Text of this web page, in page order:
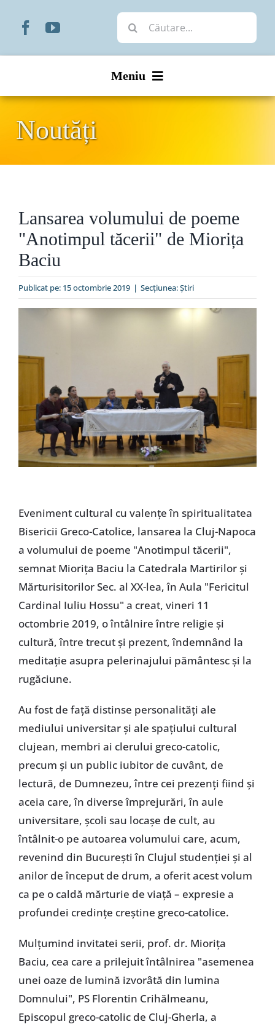
Cautare...
Meniu
Organizare
Liturgic
Special
Noutăți
Lansarea volumului de poeme
"Anotimpul tăcerii" de Miorița
Baciu
Publicat pe: 15 octombrie 2019 | Secțiunea:Ştiri
Eveniment cultural cu valențe în spiritualitatea
Bisericii Greco-Catolice, lansarea la Cluj-Napoca
a volumului de poeme "Anotimpul tăcerii",
semnat Miorița Baciu la Catedrala Martirilor și
Mărturisitorilor Sec. al XX-lea, în Aula "Fericitul
Cardinal Iuliu Hossu" a creat, vineri 11
octombrie 2019, o întâlnire între religie și
cultură, între trecut și prezent, îndemnând la
meditație asupra pelerinajului pământesc și la
rugăciune.
Au fost de față distinse personalități ale
mediului universitar și ale spațiului cultural
clujean, membri ai clerului greco-catolic,
precum și un public iubitor de cuvânt, de
lectură, de Dumnezeu, între cei prezenți fiind și
aceia care, în diverse împrejurări, în aule
universitare, școli sau locașe de cult, au
întâlnit-o pe autoarea volumului care, acum,
revenind din București în Clujul studenției și al
anilor de început de drum, a oferit acest volum
ca pe o caldă mărturie de viață – expresie a
profundei credințe creștine greco-catolice.
Mulțumind invitatei serii, prof. dr. Miorița
Baciu, cea care a prilejuit întâlnirea "asemenea
unei oaze de lumină izvorâtă din lumina
Domnului", PS Florentin Crihălmeanu,
Episcopul greco-catolic de Cluj-Gherla, a